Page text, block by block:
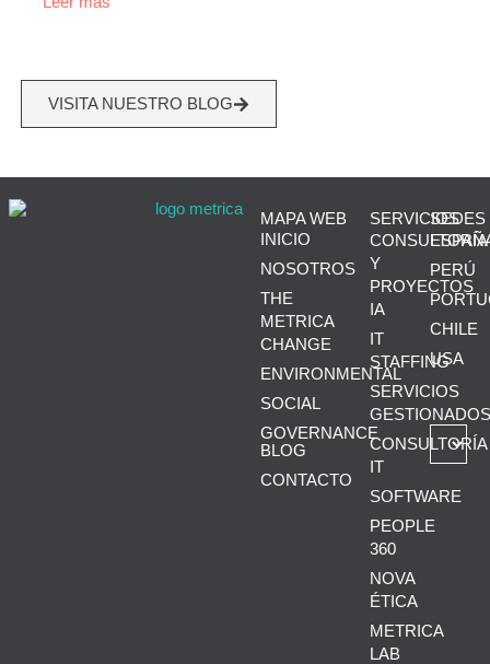
VISITA NUESTRO BLOG
MAPA WEB
INICIO
NOSOTROS
THE
METRICA
CHANGE
ENVIRONMENTAL
SOCIAL
GOVERNANCE
BLOG
CONTACTO
SERVICIOS
CONSULTORÍA
Y
PROYECTOS
IA
IT
STAFFING
SERVICIOS
GESTIONADOS
CONSULTORÍA
IT
SOFTWARE
PEOPLE
360
NOVA
ÉTICA
METRICA
LAB
SEDES
PERÚ
CHILE
USA